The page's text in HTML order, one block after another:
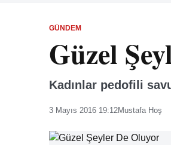
GÜNDEM
Güzel
Kadınlar pedofili
3 Mayıs 2016 19:12Mustafa Hoş